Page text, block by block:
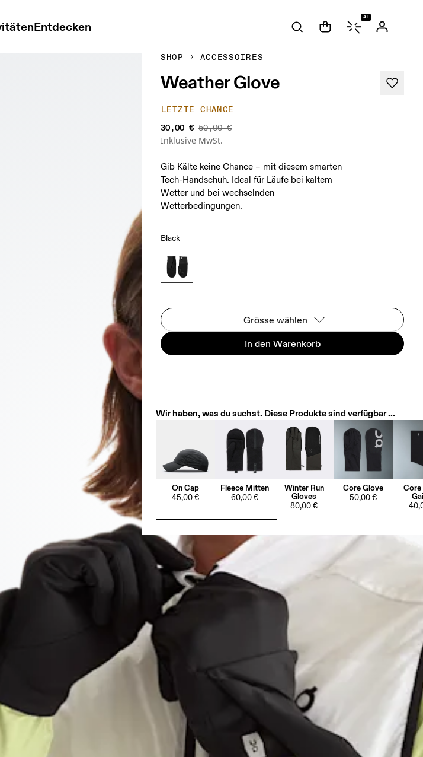
Entdecken
AI
SHOP ACCESSOIRES
Weather Glove
LETZTE CHANCE
30,00 € 50,00 €
Inklusive MwSt.
Gib Kälte keine Chance – mit diesem smarten
Tech-Handschuh. Ideal für Läufe bei kaltem
Wetter und bei wechselnden
Wetterbedingungen.
Black
Grösse wählen
In den Warenkorb
Wir haben, was du suchst. Diese Produkte sind verfügbar ...
On Cap
45,00 €
Fleece Mitten
60,00 €
Winter Run
Gloves
80,00 €
Core Glove
50,00 €
Core